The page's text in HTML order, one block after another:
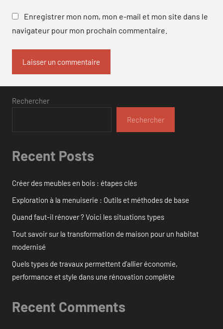
Enregistrer mon nom, mon e-mail et mon site dans le
navigateur pour mon prochain commentaire.
Rechercher
Rechercher
Recent Posts
Créer des meubles en bois : étapes clés
Exploration à la menuiserie : Outils et méthodes de base
Quand faut-il rénover ? Voici les situations types
Tout savoir sur la transformation de maison pour un habitat
modernisé
Quels types de travaux permettent d’allier économie,
performance et style dans une rénovation complète
Recent Comments